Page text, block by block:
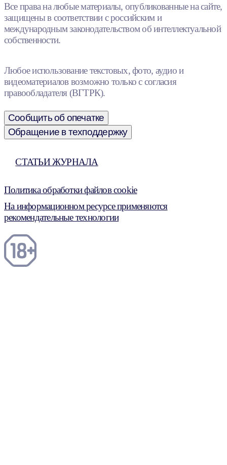
Все права на любые материалы, опубликованные на сайте,
защищены в соответствии с российским и
международным законодательством об интеллектуальной
собственности.
Любое использование текстовых, фото, аудио и
видеоматериалов возможно только с согласия
правообладателя (ВГТРК).
Сообщить об опечатке
Обращение в техподдержку
СТАТЬИ ЖУРНАЛА
Политика обработки файлов cookie
На информационном ресурсе применяются
рекомендательные технологии